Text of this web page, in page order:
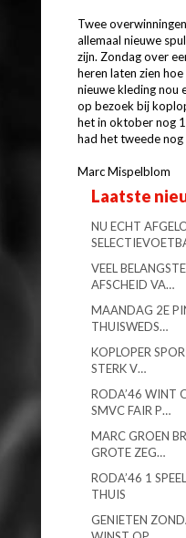
Twee
allemaal nieuwe
zijn. Zondag over
heren laten zien
nieuwe kleding nou
op bezoek bij
het in oktober nog
had het tweede
Marc Mispelblom
Laatste
NU ECHT
VEEL
AFSCHEID VA…
MAANDAG 2E
THUISWEDS…
KOPLOPER
STERK V…
RODA’46 WINT
SMVC FAIR P…
MARC GROEN
GROTE ZEG…
RODA’46 1
THUIS
GENIETEN